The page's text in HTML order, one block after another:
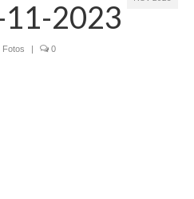
2023
Fotos 0